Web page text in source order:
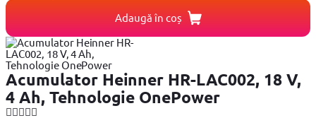
Adaugă în coș
Acumulator Heinner HR-LAC002, 18 V,
4 Ah, Tehnologie OnePower